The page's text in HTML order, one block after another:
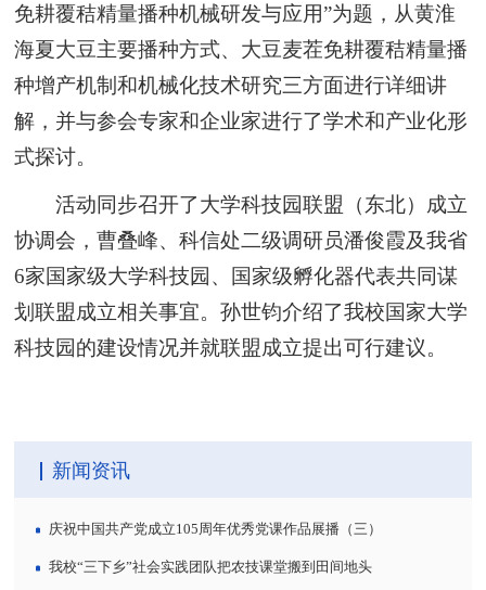
免耕覆秸精量播种机械研发与应用”为题，从黄淮
海夏大豆主要播种方式、大豆麦茬免耕覆秸精量播
种增产机制和机械化技术研究三方面进行详细讲
解，并与参会专家和企业家进行了学术和产业化形
式探讨。
活动同步召开了大学科技园联盟（东北）成立
协调会，曹叠峰、科信处二级调研员潘俊霞及我省
6家国家级大学科技园、国家级孵化器代表共同谋
划联盟成立相关事宜。孙世钧介绍了我校国家大学
科技园的建设情况并就联盟成立提出可行建议。
新闻资讯
庆祝中国共产党成立105周年优秀党课作品展播（三）
我校“三下乡”社会实践团队把农技课堂搬到田间地头